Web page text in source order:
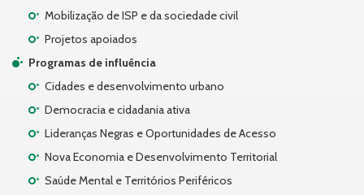
Mobilização de ISP e da sociedade civil
Projetos apoiados
Programas de influência
Cidades e desenvolvimento urbano
Democracia e cidadania ativa
Lideranças Negras e Oportunidades de Acesso
Nova Economia e Desenvolvimento Territorial
Saúde Mental e Territórios Periféricos